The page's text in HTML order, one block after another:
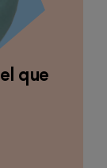
que